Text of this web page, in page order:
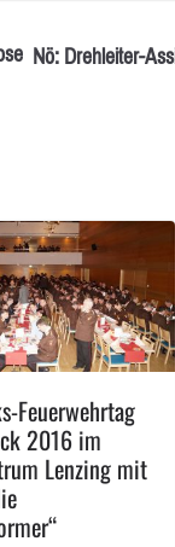
Nö: Drehleiter-
Feuerwehrtag
2016 im
Lenzing mit